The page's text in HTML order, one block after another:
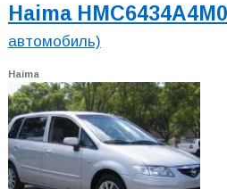
Haima HMC6434A4M0
автомобиль)
Haima